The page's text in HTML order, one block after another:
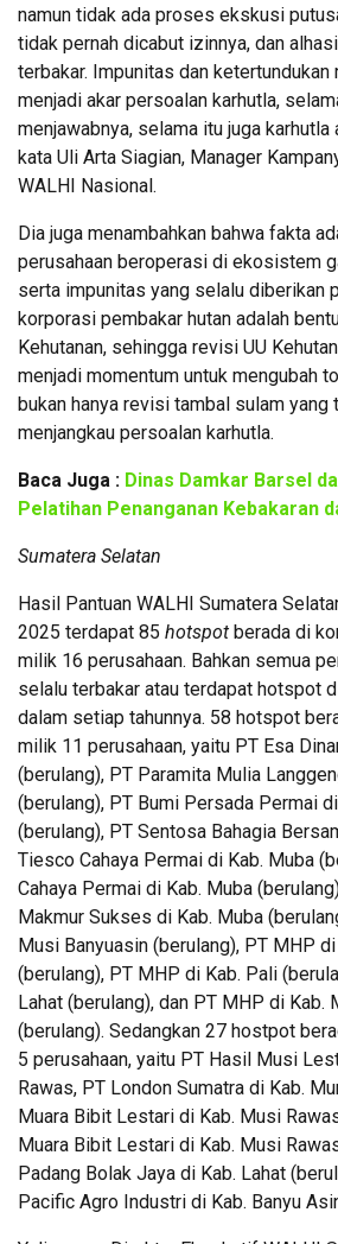
namun tidak ada proses ekskusi
tidak pernah dicabut izinnya, dan
terbakar. Impunitas dan ketertundukan
menjadi akar persoalan karhutla,
menjawabnya, selama itu juga karhutla
kata Uli Arta Siagian, Manager
WALHI Nasional.
Dia juga menambahkan bahwa fakta
perusahaan beroperasi di ekosistem
serta impunitas yang selalu diberikan
korporasi pembakar hutan adalah
Kehutanan, sehingga revisi UU
menjadi momentum untuk mengubah
bukan hanya revisi tambal sulam yang
menjangkau persoalan karhutla.
Baca Juga : Dinas Damkar Barsel
Pelatihan Penanganan Kebakaran
Sumatera Selatan
Hasil Pantuan WALHI Sumatera
2025 terdapat 85 hotspot berada di
milik 16 perusahaan. Bahkan semua
selalu terbakar atau terdapat hotspot
dalam setiap tahunnya. 58 hotspot
milik 11 perusahaan, yaitu PT Esa
(berulang), PT Paramita Mulia
(berulang), PT Bumi Persada Permai
(berulang), PT Sentosa Bahagia
Tiesco Cahaya Permai di Kab. Muba
Cahaya Permai di Kab. Muba
Makmur Sukses di Kab. Muba
Musi Banyuasin (berulang), PT MHP
(berulang), PT MHP di Kab. Pali
Lahat (berulang), dan PT MHP di Kab.
(berulang). Sedangkan 27 hostpot
5 perusahaan, yaitu PT Hasil Musi
Rawas, PT London Sumatra di Kab.
Muara Bibit Lestari di Kab. Musi
Muara Bibit Lestari di Kab. Musi
Padang Bolak Jaya di Kab. Lahat
Pacific Agro Industri di Kab. Banyu